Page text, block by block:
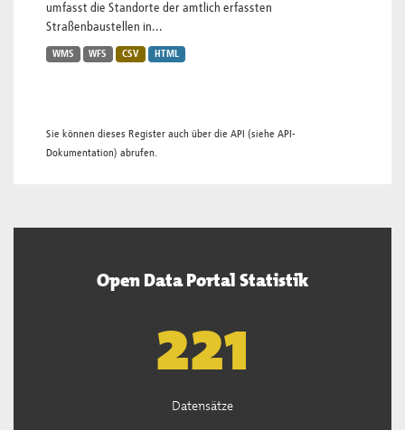
umfasst die Standorte der amtlich erfassten
Straßenbaustellen in...
WMS WFS CSV HTML
Sie können dieses Register auch über die API (siehe API-
Dokumentation) abrufen.
Open Data Portal Statistik
222
Datensätze